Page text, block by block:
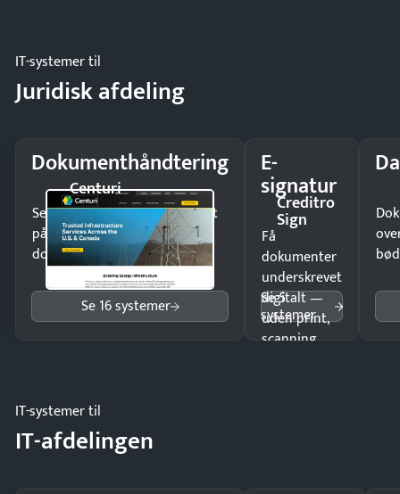
IT-systemer til
Juridisk afdeling
Dokumenthåndtering
Centuri
Send kontrakter til underskrift
på minutter og mist ingen
dokumenter.
Se 16 systemer
E-
signatur
Creditro
Sign
Få
dokumenter
underskrevet
digitalt —
uden print,
scanning
Se 5
systemer
IT-systemer til
IT-afdelingen